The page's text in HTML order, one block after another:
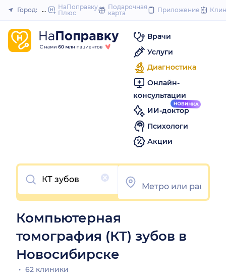
to
Закрыть
Город: Новосибирск
НаПоправку
Плюс
Подарочная
карта
Приложение
Врачи
Услуги
Диагностика
Онлайн-
консультации
ИИ-доктор
Психологи
Акции
Очистить
Компьютерная
томография (КТ) зубов в
Новосибирске
62 клиники